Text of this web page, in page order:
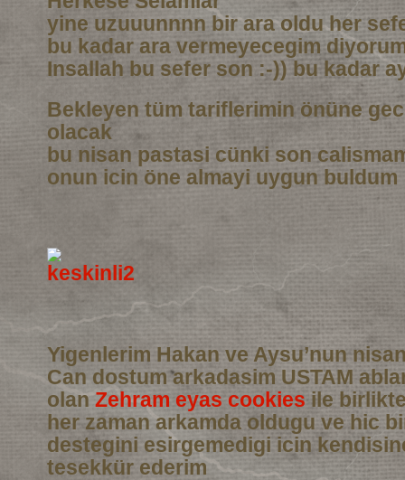
yine uzuuunnnn bir ara oldu her
bu kadar ara vermeyecegim
Insallah bu sefer son :-)) bu kadar
Bekleyen tüm tariflerimin önüne
olacak
bu nisan pastasi cünki son
onun icin öne almayi uygun buldum
Yigenlerim Hakan ve Aysu’nun
Can dostum arkadasim USTAM
olanZehram eyas cookiesile
her zaman arkamda oldugu ve hic
destegini esirgemedigi icin
tesekkür ederim